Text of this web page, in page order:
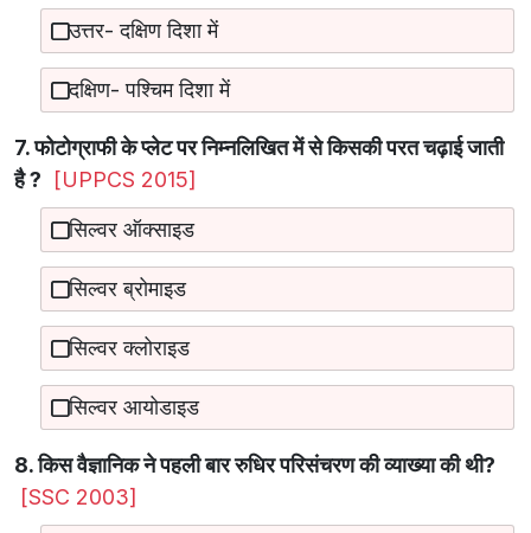
उत्तर- दक्षिण दिशा में
दक्षिण- पश्चिम दिशा में
7. फोटोग्राफी के प्लेट पर निम्नलिखित में से किसकी परत चढ़ाई जाती
है ?
[UPPCS 2015]
सिल्वर ऑक्साइड
सिल्वर ब्रोमाइड
सिल्वर क्लोराइड
सिल्वर आयोडाइड
8. किस वैज्ञानिक ने पहली बार रुधिर परिसंचरण की व्याख्या की थी?
[SSC 2003]